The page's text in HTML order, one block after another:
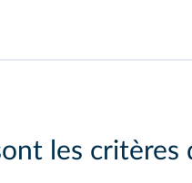
les critères